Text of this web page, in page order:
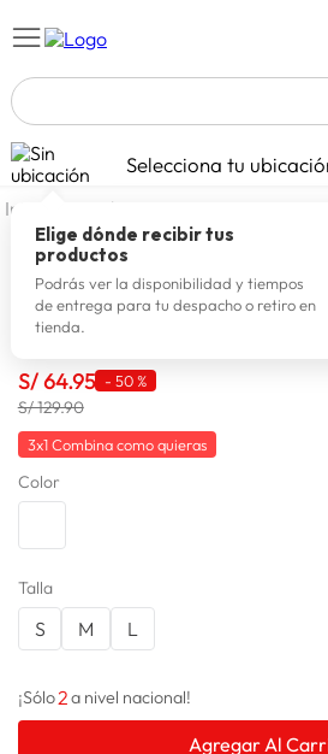
TÉRMINOS MÁS BUSCADOS
1. zapatillas mujer
2. celulares
3. zapatillas hombre
4. moda
6. tv
7. terrex
8.
Selecciona tu
Elige dónde recibir tus
productos
Podrás ver la disponibilidad y tiempos
de entrega para tu despacho o retiro en
tienda.
moda y accesorios
PRIORITY
Hilo Manga Larga Mujer
S/64.95 - 50 %
S/ 129.90
3x1 Combina como quieras
Color
Talla
S M L
¡Sólo2a nivel nacional!
Agregar Al